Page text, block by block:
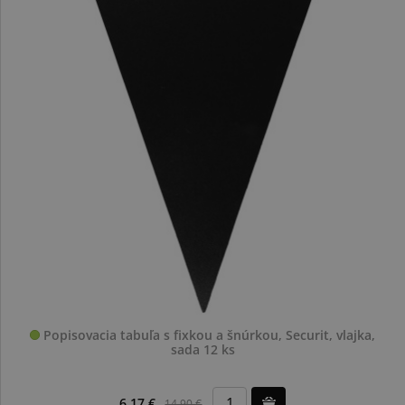
Popisovacia tabuľa s fixkou a šnúrkou, Securit, vlajka,
sada 12 ks